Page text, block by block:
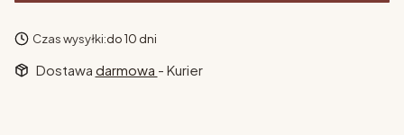
Czas wysyłki:do 10 dni
Dostawa darmowa - Kurier